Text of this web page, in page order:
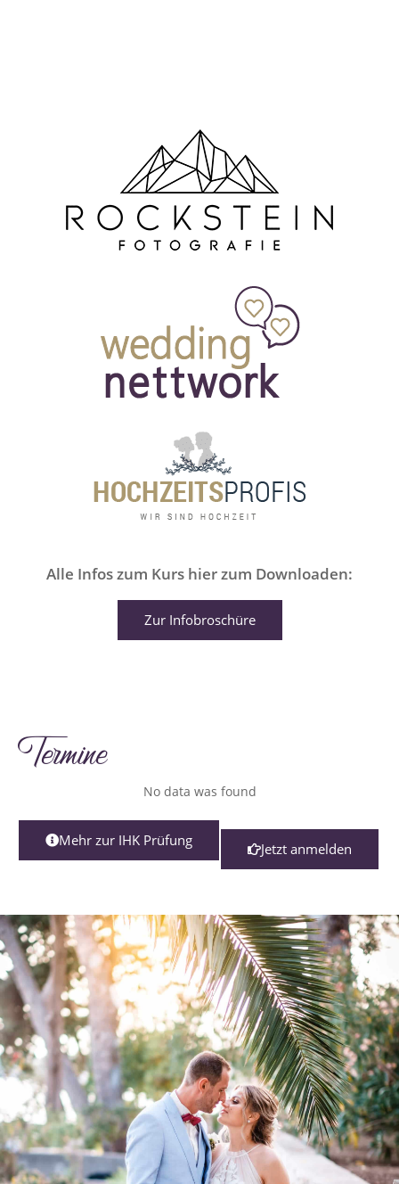
Alle Infos zum Kurs hier zum Downloaden:
Zur Infobroschüre
Termine
No data was found
Mehr zur IHK Prüfung Jetzt anmelden